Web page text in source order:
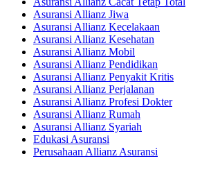
Asuransi Allianz Jiwa
Asuransi Allianz Kecelakaan
Asuransi Allianz Kesehatan
Asuransi Allianz Mobil
Asuransi Allianz Pendidikan
Asuransi Allianz Penyakit Kritis
Asuransi Allianz Perjalanan
Asuransi Allianz Profesi Dokter
Asuransi Allianz Rumah
Asuransi Allianz Syariah
Edukasi Asuransi
Perusahaan Allianz Asuransi